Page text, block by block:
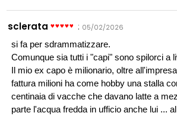
sclerata : 05/02/2026
si fa per sdrammatizzare.
Comunque sia tutti i "capi" sono spilorci a
Il mio ex capo è milionario, oltre
fattura milioni ha come hobby una stalla
centinaia di vacche che davano latte a
parte l'acqua fredda in ufficio anche lui ...